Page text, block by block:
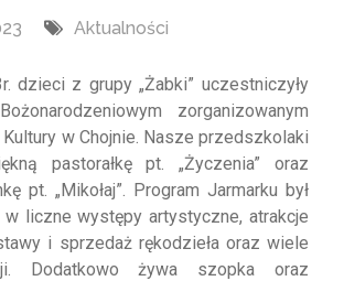
Aktualności
dzieci z grupy „Żabki” uczestniczyły
zorganizowanym
w Chojnie. Nasze przedszkolaki
pastorałkę pt. „Życzenia” oraz
pt. „Mikołaj”. Program Jarmarku był
liczne występy artystyczne, atrakcje
i sprzedaż rękodzieła oraz wiele
Dodatkowo żywa szopka oraz